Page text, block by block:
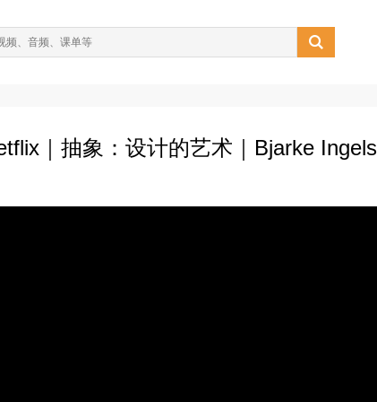

｜抽象：设计的艺术｜Bjarke